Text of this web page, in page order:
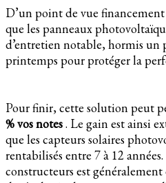
D’un point de vue
que les panneaux
d’entretien notable, hormis un
printemps pour protéger la
Pour finir, cette solution peut
% vos notes. Le gain est ainsi
que les capteurs solaires
rentabilisés entre 7 à 12
constructeurs est généralement